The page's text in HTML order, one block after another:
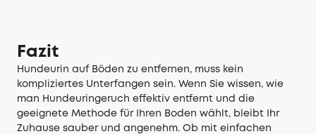
Fazit
Hundeurin auf Böden zu entfernen, muss kein
kompliziertes Unterfangen sein. Wenn Sie wissen, wie
man Hundeuringeruch effektiv entfernt und die
geeignete Methode für Ihren Boden wählt, bleibt Ihr
Zuhause sauber und angenehm. Ob mit einfachen